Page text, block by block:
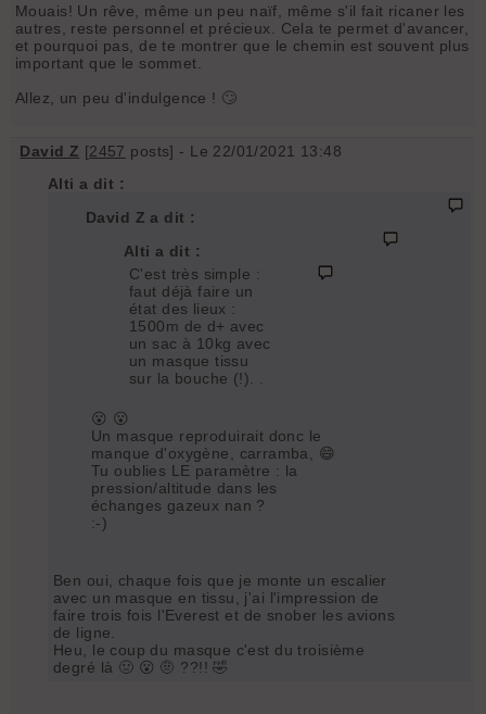
Mouais! Un rêve, même un peu naïf, même s'il fait ricaner les
autres, reste personnel et précieux. Cela te permet d'avancer,
et pourquoi pas, de te montrer que le chemin est souvent plus
important que le sommet.
Allez, un peu d'indulgence ! 🙄
David Z [2457 posts] - Le 22/01/2021 13:48
Alti a dit :
David Z a dit :
Alti a dit :
C'est très simple :
faut déjà faire un
état des lieux :
1500m de d+ avec
un sac à 10kg avec
un masque tissu
sur la bouche (!). .
😮 😮
Un masque reproduirait donc le
manque d'oxygène, carramba, 😄
Tu oublies LE paramètre : la
pression/altitude dans les
échanges gazeux nan ?
:-)
Ben oui, chaque fois que je monte un escalier
avec un masque en tissu, j'ai l'impression de
faire trois fois l'Everest et de snober les avions
de ligne.
Heu, le coup du masque c'est du troisième
degré là 🤢 😮 🤨 ??!! 🤣